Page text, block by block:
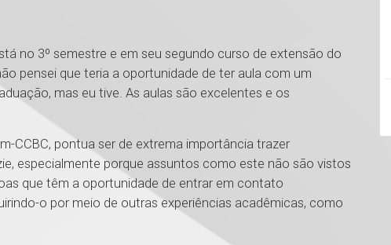
no 3º semestre e em seu segundo curso de extensão do
pensei que teria a oportunidade de ter aula com um
mas eu tive. As aulas são excelentes e os
CCBC, pontua ser de extrema importância trazer
especialmente porque assuntos como este não são vistos
que têm a oportunidade de entrar em contato
o por meio de outras experiências acadêmicas, como